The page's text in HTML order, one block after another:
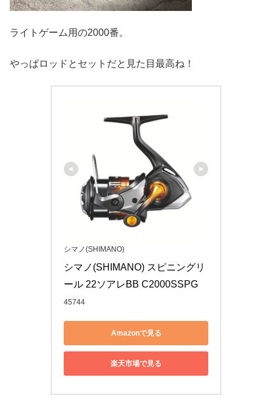
ライトゲーム用の2000番。
やっぱロッドとセットだと見た目最高ね！
シマノ(SHIMANO)
シマノ(SHIMANO) スピニングリ
ール 22ソアレBB C2000SSPG
45744
Amazonで見る
楽天市場で見る